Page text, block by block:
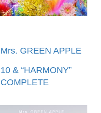
Mrs. GREEN APPLE
10 & “HARMONY”
COMPLETE
(預購至3/19 12:00